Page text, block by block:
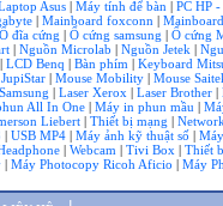
Asus | Máy tính để bàn | PC HP
| Mainboard foxconn |
Ổ đĩa cứng | Ổ cứng samsung | Ổ cứng
| Nguồn Microlab | Nguồn Jetek |
| LCD Benq | Bàn phím | Keyboard
| Mouse Mobility | Mouse
| Laser Xerox | Laser Brother |
All In One | Máy in phun mầu |
Liebert | Thiết bị mạng |
| USB MP4 | Máy ảnh kỹ thuật số |
| Webcam | Tivi Box | Thiết
| Máy Photocopy Ricoh Aficio | Máy